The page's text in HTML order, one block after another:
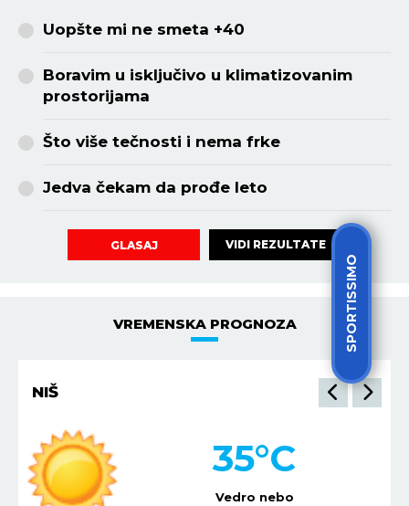
SPORTISSIMO
Uopšte mi ne smeta +40
Boravim u isključivo u klimatizovanim
prostorijama
Što više tečnosti i nema frke
Jedva čekam da prođe leto
GLASAJ VIDI REZULTATE
VREMENSKA PROGNOZA
NIŠ
Vedro nebo
35°C